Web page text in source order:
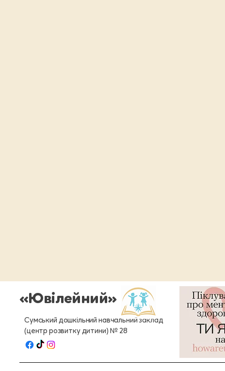
«Ювілейний»
Сумський дошкільний навчальний заклад
(центр розвитку дитини) № 28